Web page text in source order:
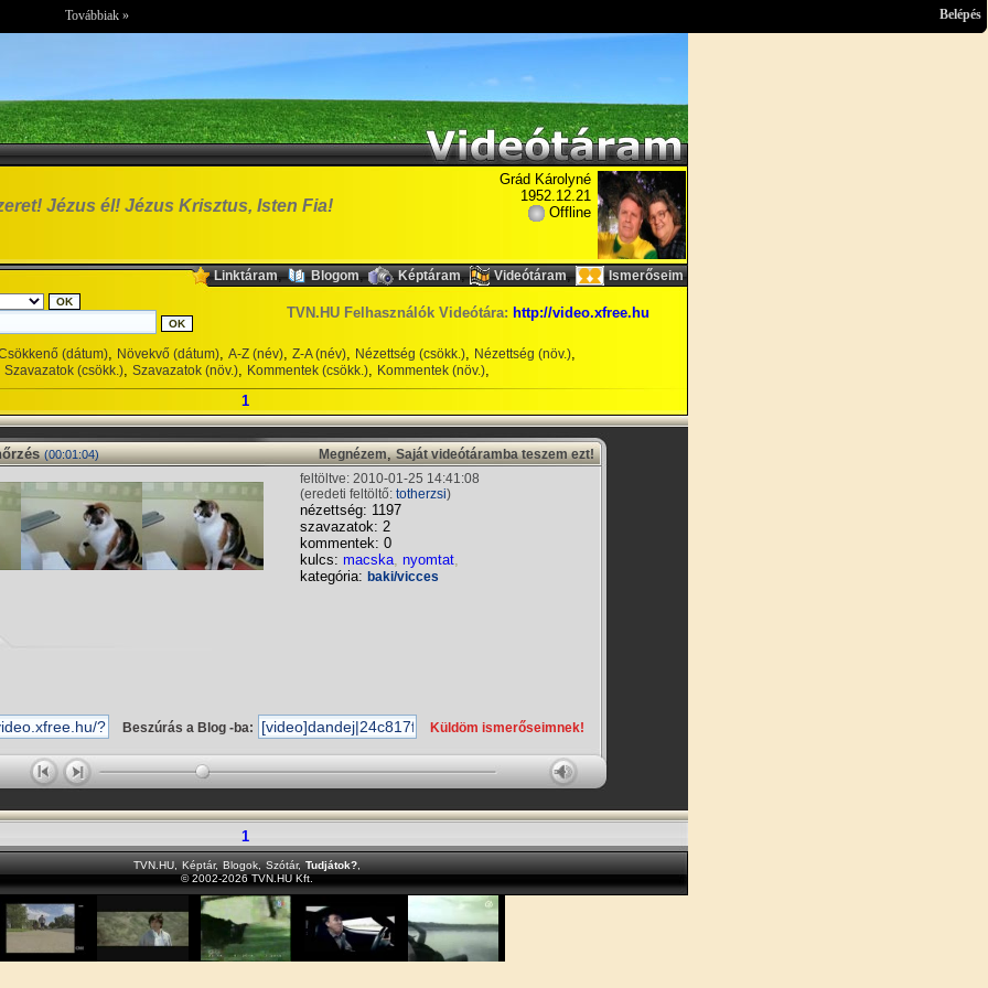
Továbbiak » Belépés
Jézus él! Jézus Krisztus, Isten Fia!
Grád Károlyné
1952.12.21
Offline
Linktáram, Blogom, Képtáram, Videótáram, Ismerőseim
TVN.HU Felhasználók Videótára: http://video.xfree.hu
(dátum), Növekvő (dátum), A-Z (név), Z-A (név), Nézettség (csökk.), Nézettség (növ.),
Szavazatok (csökk.), Szavazatok (növ.), Kommentek (csökk.), Kommentek (növ.),
1
(00:01:04) Megnézem,Saját videótáramba teszem ezt!
feltöltve: 2010-01-25 14:41:08
(eredeti feltöltő: totherzsi)
nézettség: 1197
szavazatok: 2
kommentek: 0
kulcs: macska, nyomtat,
kategória: baki/vicces
Beszúrás a Blog -ba: Küldöm ismerőseimnek!
1
TVN.HU Képtár, Blogok Szótár, Tudjátok?
© 2002-2026 TVN.HU Kft.